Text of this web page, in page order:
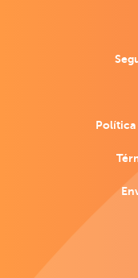
Política